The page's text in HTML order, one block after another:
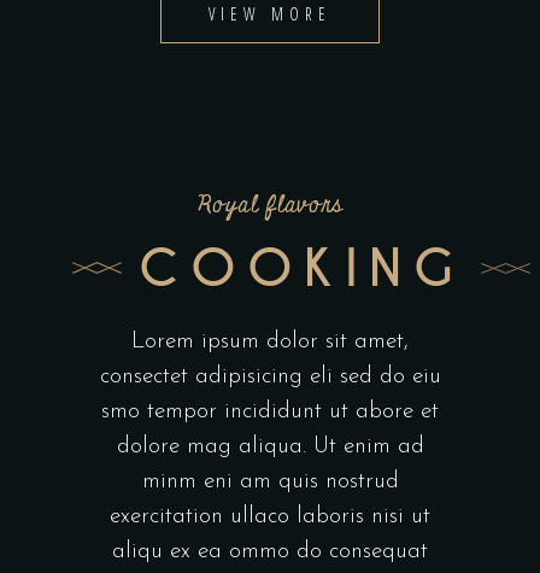
VIEW MORE
Royal flavors
COOKING
Lorem ipsum dolor sit amet,
consectet adipisicing eli sed do eiu
smo tempor incididunt ut abore et
dolore mag aliqua. Ut enim ad
minm eni am quis nostrud
exercitation ullaco laboris nisi ut
aliqu ex ea ommo do consequat